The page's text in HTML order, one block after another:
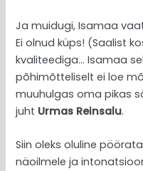
Ja muidugi, Isamaa
Ei olnud küps! (Saalist
kvaliteediga… Isamaa
põhimõtteliselt ei loe
muuhulgas oma pikas
juht Urmas Reinsalu.
Siin oleks oluline
näoilmele ja